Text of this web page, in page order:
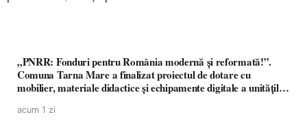
„PNRR: Fonduri pentru România modernă și reformată!”.
Comuna Tarna Mare a finalizat proiectul de dotare cu
mobilier, materiale didactice și echipamente digitale a unităților
acum 1 zi